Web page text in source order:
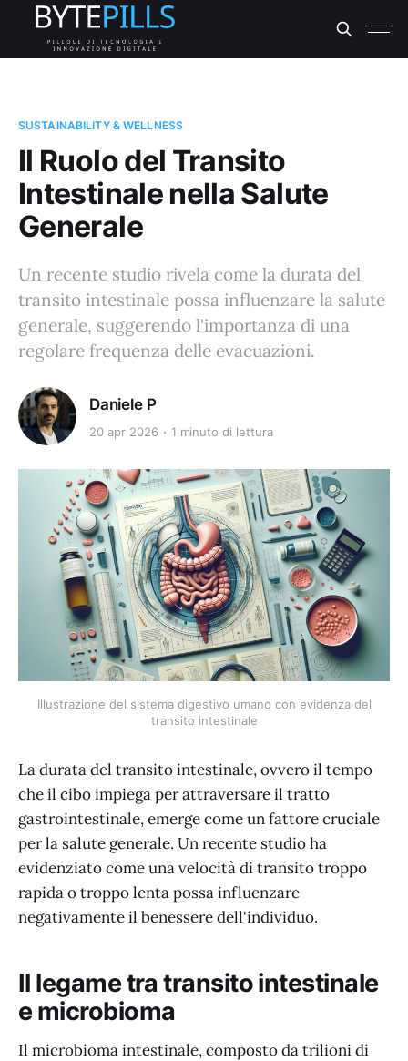
SUSTAINABILITY & WELLNESS
Il Ruolo del Transito
Intestinale nella Salute
Generale
Un recente studio rivela come la durata del
transito intestinale possa influenzare la salute
generale, suggerendo l'importanza di una
regolare frequenza delle evacuazioni.
Daniele P
20 apr 2026 1 minuto di lettura
Illustrazione del sistema digestivo umano con evidenza del
transito intestinale
La durata del transito intestinale, ovvero il tempo
che il cibo impiega per attraversare il tratto
gastrointestinale, emerge come un fattore cruciale
per la salute generale. Un recente studio ha
evidenziato come una velocità di transito troppo
rapida o troppo lenta possa influenzare
negativamente il benessere dell'individuo.
Il legame tra transito intestinale
e microbioma
Il microbioma intestinale, composto da trilioni di